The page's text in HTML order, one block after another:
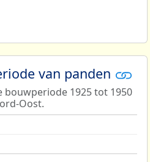
van panden
bouwperiode 1925 tot 1950
Oost.